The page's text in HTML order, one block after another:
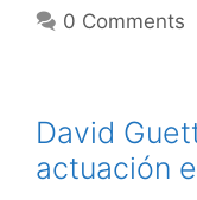
0 Comments
David
actuación